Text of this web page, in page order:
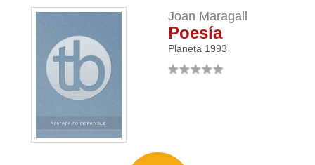
Joan Maragall
Poesía
Planeta 1993